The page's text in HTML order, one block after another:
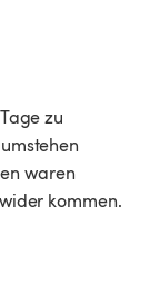
zu
waren
kommen.